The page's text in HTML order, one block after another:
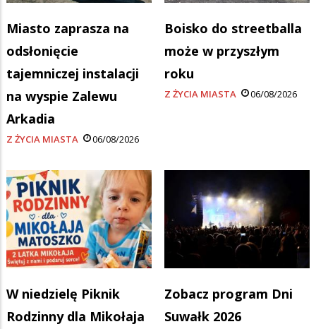
Miasto zaprasza na
odsłonięcie
tajemniczej instalacji
na wyspie Zalewu
Arkadia
Z ŻYCIA MIASTA 06/08/2026
Boisko do streetballa
może w przyszłym
roku
Z ŻYCIA MIASTA 06/08/2026
W niedzielę Piknik
Rodzinny dla Mikołaja
Zobacz program Dni
Suwałk 2026